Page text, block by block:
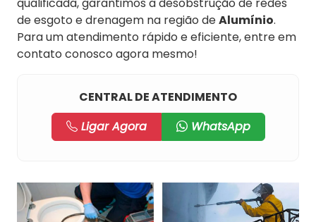
de esgoto e drenagem na região deAlumínio.
Para um atendimento rápido e eficiente, entre em
contato conosco agora mesmo!
CENTRAL DE ATENDIMENTO
Ligar Agora
WhatsApp